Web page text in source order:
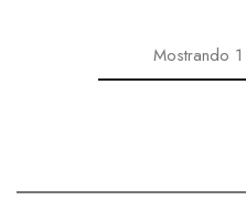
Mostrando 1